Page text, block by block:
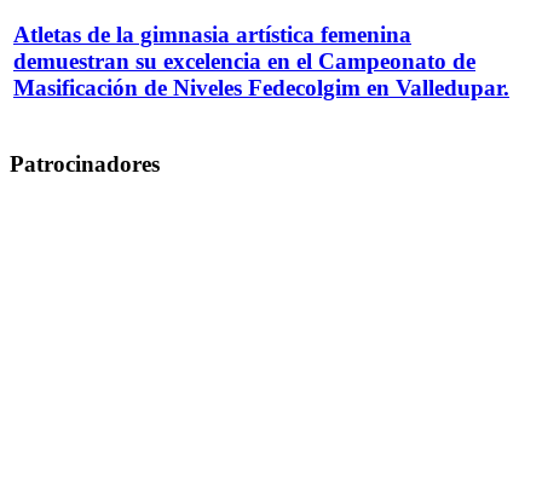
Atletas de la gimnasia artística femenina
demuestran su excelencia en el Campeonato de
Masificación de Niveles Fedecolgim en Valledupar.
Patrocinadores